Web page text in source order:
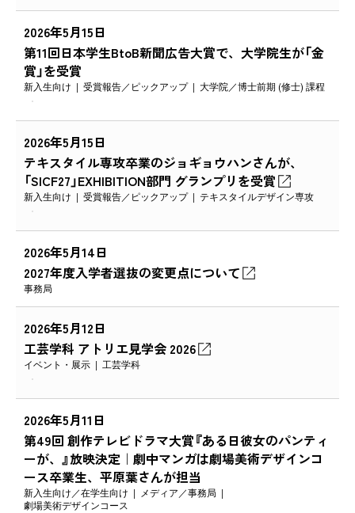
2026年5月15日
第11回日本学生BtoB新聞広告大賞で、大学院生が「金
賞」を受賞
新入生向け 受賞報告 ピックアップ 大学院 博士前期 (修士) 課程
2026年5月15日
テキスタイル専攻卒業のジョギョウハンさんが、
「SICF27」EXHIBITION部門 グランプリを受賞
新入生向け 受賞報告 ピックアップ テキスタイルデザイン専攻
2026年5月14日
2027年度入学者選抜の変更点について
事務局
2026年5月12日
工芸学科 アトリエ見学会 2026
イベント・展示 工芸学科
2026年5月11日
第49回 創作テレビドラマ大賞『ある日彼女のパンティ
ーが、』放映決定｜劇中マンガは劇場美術デザインコ
ース卒業生、平原葉さんが担当
新入生向け 在学生向け メディア
事務局
劇場美術デザインコース